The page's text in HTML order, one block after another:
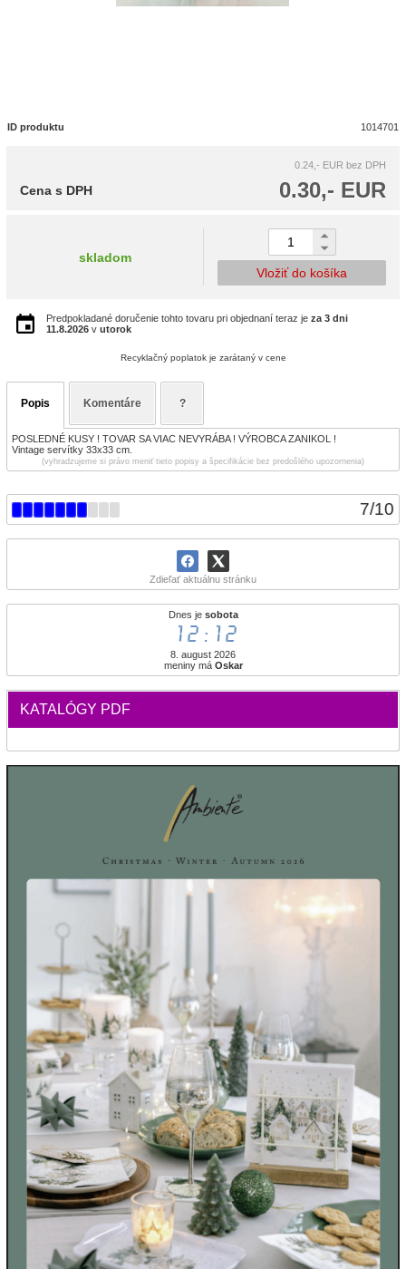
7/10
Zdieľať aktuálnu stránku
Dnes je sobota
12:12
8. august 2026
meniny má Oskar
KATALÓGY PDF
ID produktu 1014701
0.24,- EUR bez DPH
0.30,- EUR
Cena s DPH
skladom
Vložiť do košíka
Predpokladané doručenie tohto tovaru pri objednaní teraz je za 3 dni
11.8.2026 v utorok
Recyklačný poplatok je zarátaný v cene
Popis Komentáre ?
POSLEDNÉ KUSY ! TOVAR SA VIAC NEVYRÁBA ! VÝROBCA ZANIKOL !
Vintage servítky 33x33 cm.
(vyhradzujeme si právo meniť tieto popisy a špecifikácie bez predošlého upozornenia)